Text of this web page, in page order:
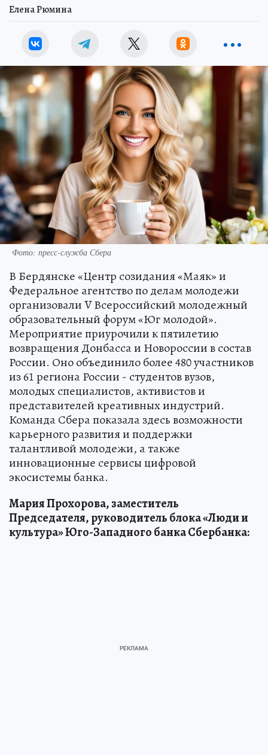
Елена Рюмина
Фото: пресс-служба Сбера
В Бердянске «Центр созидания «Маяк» и
Федеральное агентство по делам молодежи
организовали V Всероссийский молодежный
образовательный форум «Юг молодой».
Мероприятие приурочили к пятилетию
возвращения Донбасса и Новороссии в состав
России. Оно объединило более 480 участников
из 61 региона России - студентов вузов,
молодых специалистов, активистов и
представителей креативных индустрий.
Команда Сбера показала здесь возможности
карьерного развития и поддержки
талантливой молодежи, а также
инновационные сервисы цифровой
экосистемы банка.
Мария Прохорова, заместитель
Председателя, руководитель блока «Люди и
культура» Юго-Западного банка Сбербанка: